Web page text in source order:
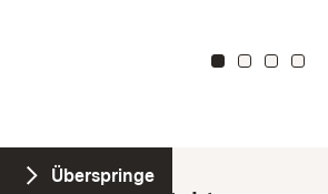
Überspringe